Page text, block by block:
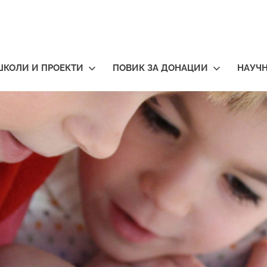
И ПРОЕКТИ ПОВИК ЗА ДОНАЦИИ